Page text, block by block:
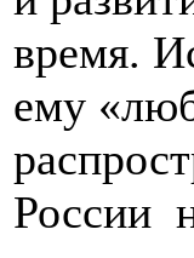
время.
ему
России